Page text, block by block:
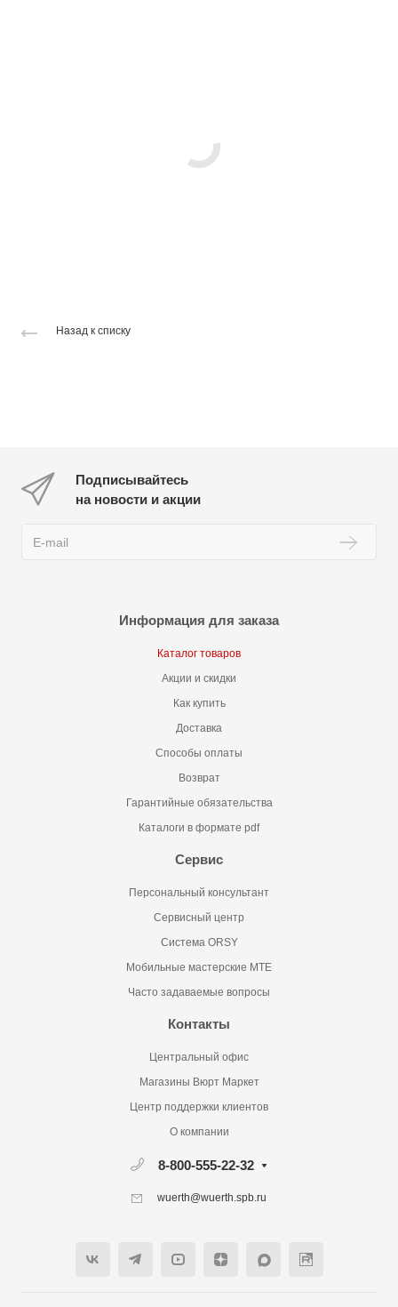
Назад к списку
Подписывайтесь
на новости и акции
Информация для заказа
Каталог товаров
Акции и скидки
Как купить
Доставка
Способы оплаты
Возврат
Гарантийные обязательства
Каталоги в формате pdf
Сервис
Персональный консультант
Сервисный центр
Система ORSY
Мобильные мастерские MTE
Часто задаваемые вопросы
Контакты
Центральный офис
Магазины Вюрт Маркет
Центр поддержки клиентов
О компании
8-800-555-22-32
wuerth@wuerth.spb.ru